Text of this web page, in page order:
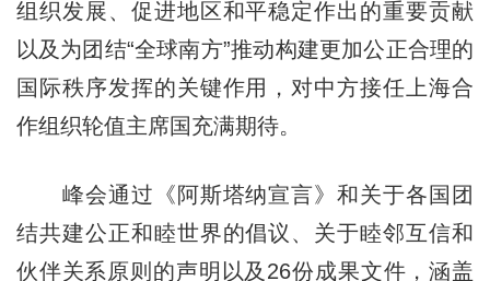
组织发展、促进地区和平稳定作出的重要贡献
以及为团结“全球南方”推动构建更加公正合理的
国际秩序发挥的关键作用，对中方接任上海合
作组织轮值主席国充满期待。
峰会通过《阿斯塔纳宣言》和关于各国团
结共建公正和睦世界的倡议、关于睦邻互信和
伙伴关系原则的声明以及26份成果文件，涵盖